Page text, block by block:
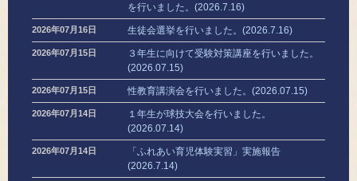
を行いました。(2026.7.16)
2026年07月16日 生徒会選挙を行いました。(2026.7.16)
2026年07月15日
３年生に向けて受験対策講座を行いました。
(2026.07.15)
2026年07月15日 性教育講演会を行いました。(2026.07.15)
2026年07月14日
１年生が球技大会を行いました。
(2026.07.14)
2026年07月14日
「ふれあい育児体験実習」実施報告
(2026.7.14)